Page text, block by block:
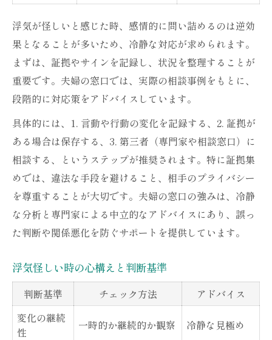
浮気が怪しいと感じた時、感情的に問い詰めるのは逆効
果となることが多いため、冷静な対応が求められます。
まずは、証拠やサインを記録し、状況を整理することが
重要です。夫婦の窓口では、実際の相談事例をもとに、
段階的に対応策をアドバイスしています。
具体的には、1. 言動や行動の変化を記録する、2. 証拠が
ある場合は保存する、3. 第三者（専門家や相談窓口）に
相談する、というステップが推奨されます。特に証拠集
めでは、違法な手段を避けること、相手のプライバシー
を尊重することが大切です。夫婦の窓口の強みは、冷静
な分析と専門家による中立的なアドバイスにあり、誤っ
た判断や関係悪化を防ぐサポートを提供しています。
浮気怪しい時の心構えと判断基準
判断基準 チェック方法
アドバイス
変化の継続
性
一時的か継続的か観察 冷静な見極め